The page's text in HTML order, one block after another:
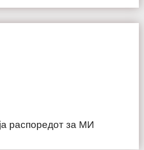
распоредот за МИ